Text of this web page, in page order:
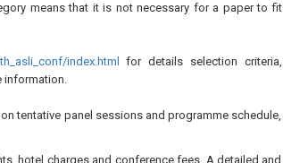
means that it is not necessary for a paper to fit
index.html
for details selection criteria,
information.
tentative panel sessions and programme schedule,
hotel charges and conference fees. A detailed and